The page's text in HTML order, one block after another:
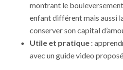
montrant le bouleversement
enfant différent mais aussi
conserver son capital
Utile et pratique:
avec un guide video